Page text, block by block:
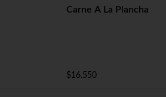
Carne A La Plancha
$16.550